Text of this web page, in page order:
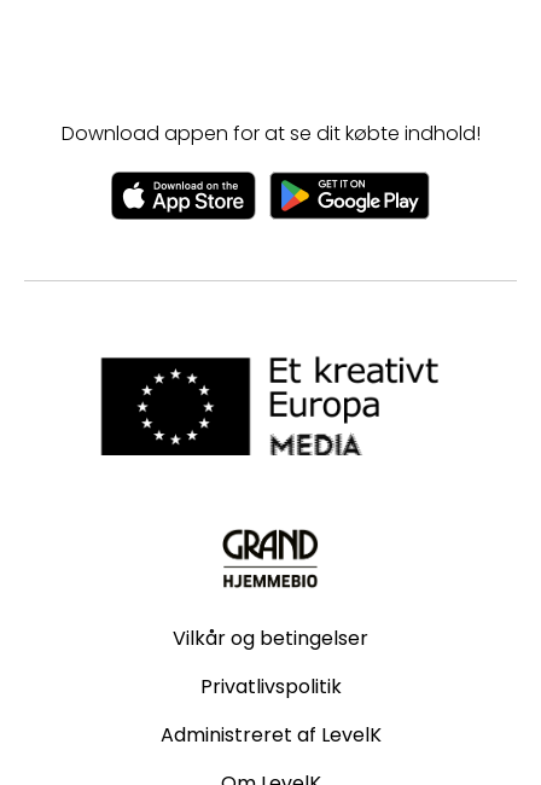
Download appen for at se dit købte indhold!
Vilkår og betingelser
Privatlivspolitik
Administreret af LevelK